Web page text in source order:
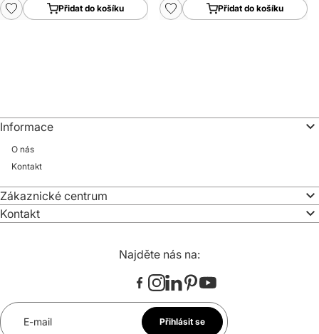
Přidat do košíku Přidat do košíku
Informace
O nás
Kontakt
Zákaznické centrum
Kontakt
Najděte nás na:
E-mail Přihlásit se